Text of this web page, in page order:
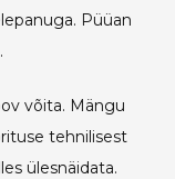
Püüan
võita. Mängu
tehnilisest
ülesnäidata.